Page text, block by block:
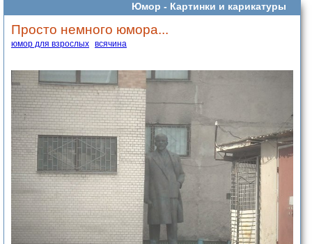
Юмор - Картинки и карикатуры
Просто немного юмора...
юмор для взрослых всячина